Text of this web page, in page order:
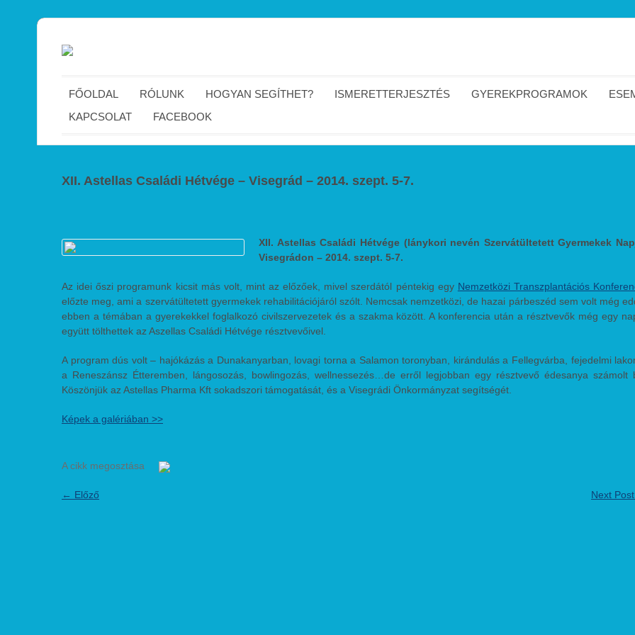
FŐOLDAL RÓLUNK HOGYAN SEGÍTHET? ISMERETTERJESZTÉS GYEREKPROGRAMOK
KAPCSOLAT
FACEBOOK
XII. Astellas Családi Hétvége – Visegrád – 2014. szept. 5-7.
XII. Astellas Családi Hétvége (lánykori nevén Szervátültetett Gyermekek
Visegrádon – 2014. szept. 5-7.
Az idei őszi programunk kicsit más volt, mint az előzőek, mivel szerdától péntekig egy Nemzetközi Transzplantációs
előzte meg, ami a szervátültetett gyermekek rehabilitációjáról szólt. Nemcsak nemzetközi, de hazai párbeszéd sem volt még
ebben a témában a gyerekekkel foglalkozó civilszervezetek és a szakma között. A konferencia után a résztvevők még egy
együtt tölthettek az Aszellas Családi Hétvége résztvevőivel.
A program dús volt – hajókázás a Dunakanyarban, lovagi torna a Salamon toronyban, kirándulás a Fellegvárba, fejedelmi
a Reneszánsz Étteremben, lángosozás, bowlingozás, wellnessezés…de erről legjobban egy résztvevő édesanya számolt
Köszönjük az Astellas Pharma Kft sokadszori támogatását, és a Visegrádi Önkormányzat segítségét.
Képek a galériában >>
A cikk megosztása
← Előző Next Post